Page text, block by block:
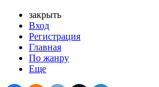
закрыть
Вход
Регистрация
Главная
По жанру
Еще